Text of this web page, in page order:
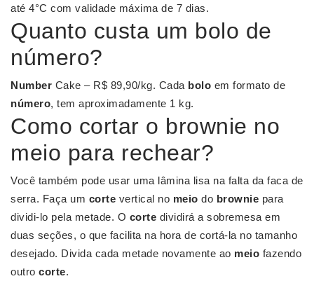
até 4°C com validade máxima de 7 dias.
Quanto custa um bolo de
número?
Number Cake – R$ 89,90/kg. Cada bolo em formato de
número, tem aproximadamente 1 kg.
Como cortar o brownie no
meio para rechear?
Você também pode usar uma lâmina lisa na falta da faca de
serra. Faça um corte vertical no meio do brownie para
dividi-lo pela metade. O corte dividirá a sobremesa em
duas seções, o que facilita na hora de cortá-la no tamanho
desejado. Divida cada metade novamente ao meio fazendo
outro corte.